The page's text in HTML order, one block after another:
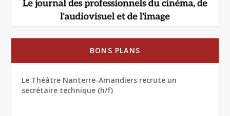
BONS PLANS
Le Théâtre Nanterre-Amandiers recrute un
secrétaire technique (h/f)